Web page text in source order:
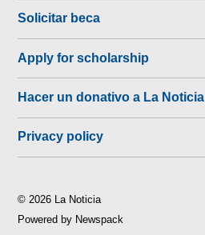
Solicitar beca
Apply for scholarship
Hacer un donativo a La Noticia
Privacy policy
© 2026 La Noticia
Powered by Newspack